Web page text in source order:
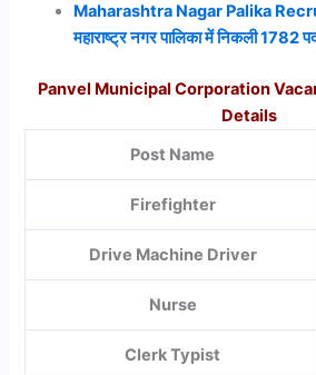
Maharashtra Nagar Palika
महाराष्ट्र नगर पालिका में निकली 1782
Panvel Municipal Corporation
Details
Post Name
Firefighter
Drive Machine Driver
Nurse
Clerk Typist